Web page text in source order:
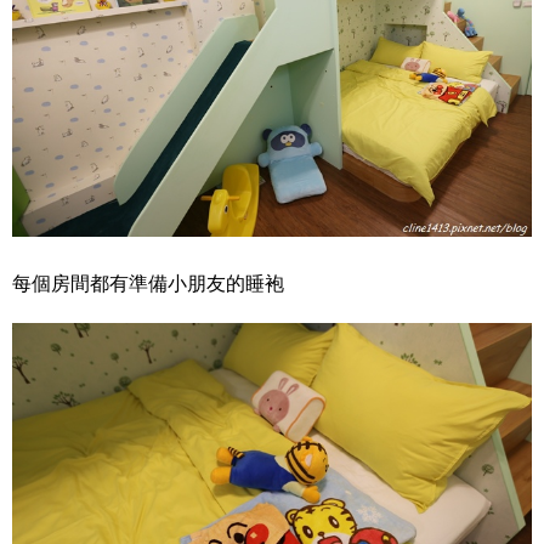
每個房間都有準備小朋友的睡袍